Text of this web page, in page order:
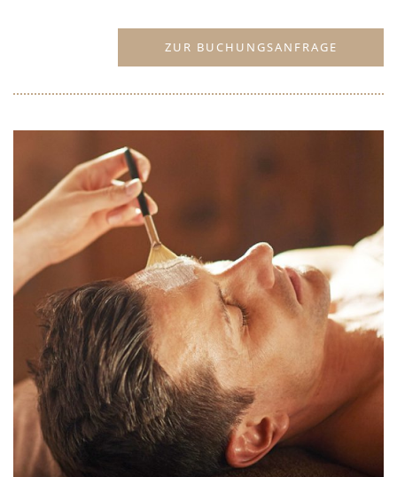
ZUR BUCHUNGSANFRAGE